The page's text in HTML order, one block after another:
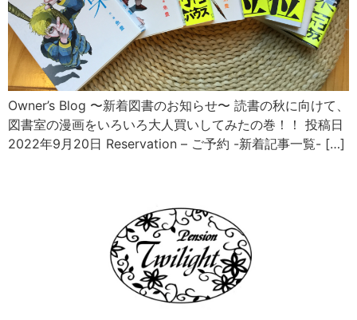
Owner’s Blog 〜新着図書のお知らせ〜 読書の秋に向けて、
図書室の漫画をいろいろ大人買いしてみたの巻！！ 投稿日
2022年9月20日 Reservation – ご予約 -新着記事一覧- […]